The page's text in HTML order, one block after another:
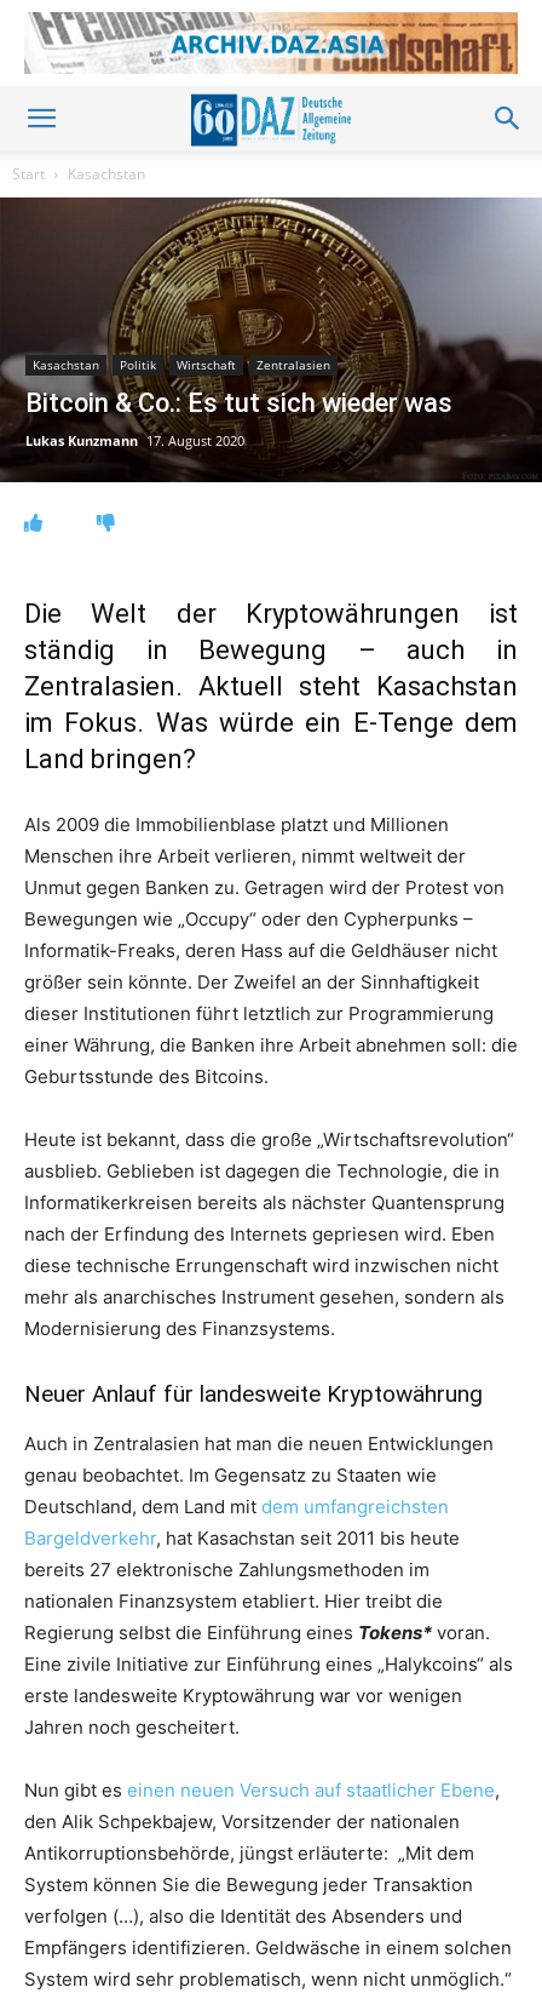
Start Kasachstan
Kasachstan Politik Wirtschaft Zentralasien
Bitcoin & Co.: Es tut sich wieder was
Lukas Kunzmann 17. August 2020
Die Welt der Kryptowährungen ist
ständig in Bewegung – auch in
Zentralasien. Aktuell steht Kasachstan
im Fokus. Was würde ein E-Tenge dem
Land bringen?
Als 2009 die Immobilienblase platzt und Millionen
Menschen ihre Arbeit verlieren, nimmt weltweit der
Unmut gegen Banken zu. Getragen wird der Protest von
Bewegungen wie „Occupy“ oder den Cypherpunks –
Informatik-Freaks, deren Hass auf die Geldhäuser nicht
größer sein könnte. Der Zweifel an der Sinnhaftigkeit
dieser Institutionen führt letztlich zur Programmierung
einer Währung, die Banken ihre Arbeit abnehmen soll: die
Geburtsstunde des Bitcoins.
Heute ist bekannt, dass die große „Wirtschaftsrevolution“
ausblieb. Geblieben ist dagegen die Technologie, die in
Informatikerkreisen bereits als nächster Quantensprung
nach der Erfindung des Internets gepriesen wird. Eben
diese technische Errungenschaft wird inzwischen nicht
mehr als anarchisches Instrument gesehen, sondern als
Modernisierung des Finanzsystems.
Neuer Anlauf für landesweite Kryptowährung
Auch in Zentralasien hat man die neuen Entwicklungen
genau beobachtet. Im Gegensatz zu Staaten wie
Deutschland, dem Land mit dem umfangreichsten
Bargeldverkehr, hat Kasachstan seit 2011 bis heute
bereits 27 elektronische Zahlungsmethoden im
nationalen Finanzsystem etabliert. Hier treibt die
Regierung selbst die Einführung eines Tokens* voran.
Eine zivile Initiative zur Einführung eines „Halykcoins“ als
erste landesweite Kryptowährung war vor wenigen
Jahren noch gescheitert.
Nun gibt es einen neuen Versuch auf staatlicher Ebene,
den Alik Schpekbajew, Vorsitzender der nationalen
Antikorruptionsbehörde, jüngst erläuterte: „Mit dem
System können Sie die Bewegung jeder Transaktion
verfolgen (…), also die Identität des Absenders und
Empfängers identifizieren. Geldwäsche in einem solchen
System wird sehr problematisch, wenn nicht unmöglich.“